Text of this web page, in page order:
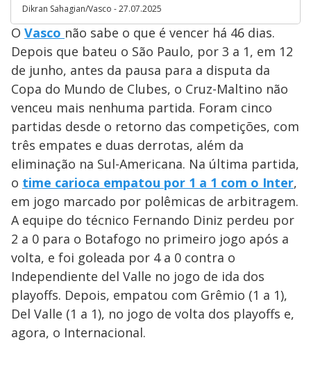
Dikran Sahagian/Vasco - 27.07.2025
O Vasco não sabe o que é vencer há 46 dias.
Depois que bateu o São Paulo, por 3 a 1, em 12
de junho, antes da pausa para a disputa da
Copa do Mundo de Clubes, o Cruz-Maltino não
venceu mais nenhuma partida. Foram cinco
partidas desde o retorno das competições, com
três empates e duas derrotas, além da
eliminação na Sul-Americana. Na última partida,
o time carioca empatou por 1 a 1 com o Inter,
em jogo marcado por polêmicas de arbitragem.
A equipe do técnico Fernando Diniz perdeu por
2 a 0 para o Botafogo no primeiro jogo após a
volta, e foi goleada por 4 a 0 contra o
Independiente del Valle no jogo de ida dos
playoffs. Depois, empatou com Grêmio (1 a 1),
Del Valle (1 a 1), no jogo de volta dos playoffs e,
agora, o Internacional.